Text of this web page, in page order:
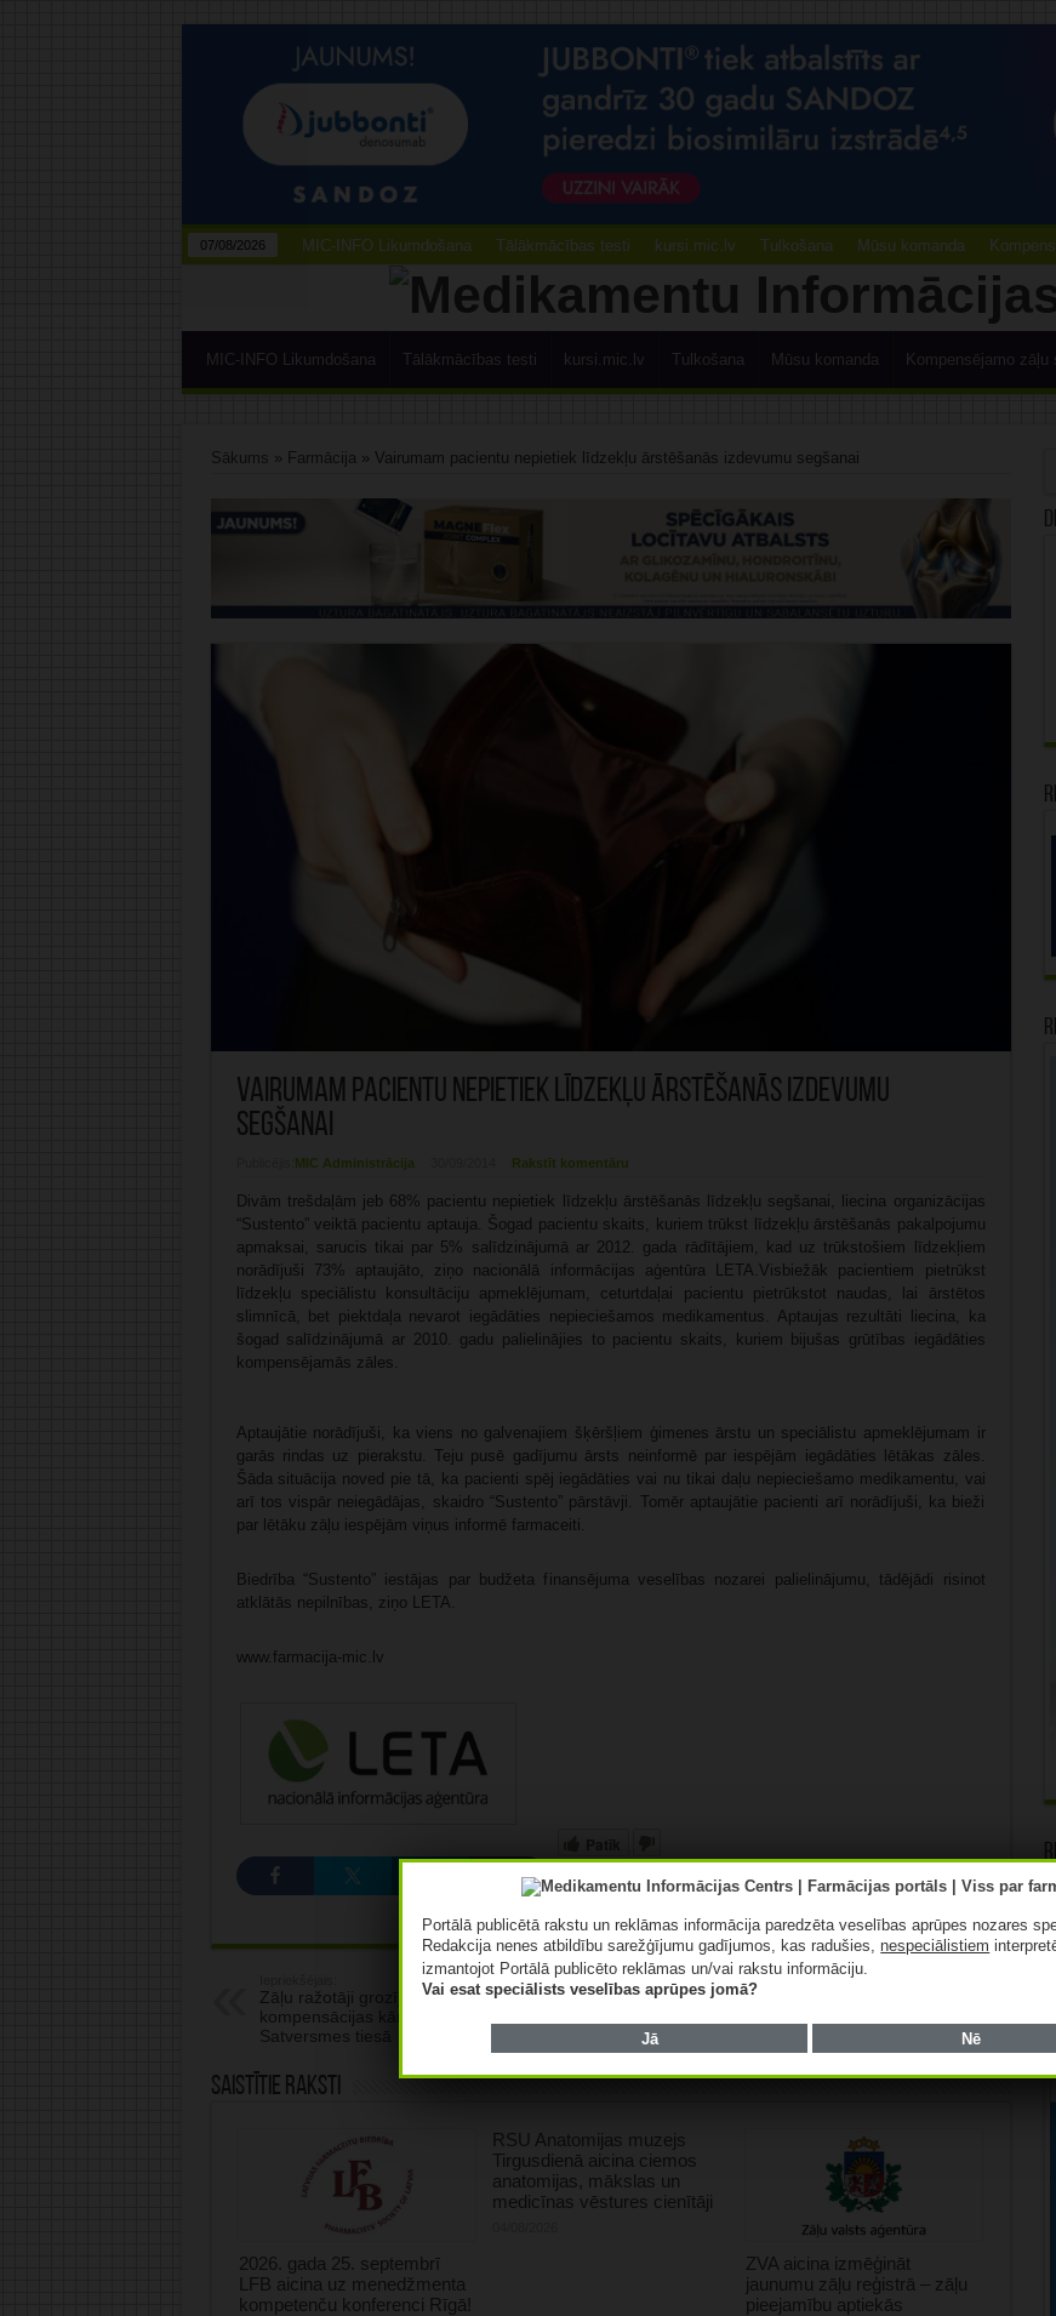
07/08/2026 MIC-INFO Likumdošana Tālākmācības testi kursi.mic.lv Tulkošana Mūsu komanda
MIC-INFO Likumdošana Tālākmācības testi kursi.mic.lv Tulkošana Mūsu komanda Kompensējamo zāļu
Sākums » Farmācija» Vairumam pacientu nepietiek līdzekļu ārstēšanās izdevumu segšanai
Vairumam pacientu nepietiek līdzekļu ārstēšanās izdevumu
segšanai
MIC Administrācija Rakstīt komentāru
Divām trešdaļām jeb 68% pacientu nepietiek līdzekļu ārstēšanās līdzekļu segšanai, liecina organizācijas
“Sustento” veiktā pacientu aptauja. Šogad pacientu skaits, kuriem trūkst līdzekļu ārstēšanās pakalpojumu
apmaksai, sarucis tikai par 5% salīdzinājumā ar 2012. gada rādītājiem, kad uz trūkstošiem līdzekļiem
norādījuši 73% aptaujāto, ziņo nacionālā informācijas aģentūra LETA.Visbiežāk pacientiem pietrūkst
līdzekļu speciālistu konsultāciju apmeklējumam, ceturtdaļai pacientu pietrūkstot naudas, lai ārstētos
slimnīcā, bet piektdaļa nevarot iegādāties nepieciešamos medikamentus. Aptaujas rezultāti liecina, ka
šogad salīdzinājumā ar 2010. gadu palielinājies to pacientu skaits, kuriem bijušas grūtības iegādāties
kompensējamās zāles.
Aptaujātie norādījuši, ka viens no galvenajiem šķēršļiem ģimenes ārstu un speciālistu apmeklējumam ir
garās rindas uz pierakstu. Teju pusē gadījumu ārsts neinformē par iespējām iegādāties lētākas zāles.
Šāda situācija noved pie tā, ka pacienti spēj iegādāties vai nu tikai daļu nepieciešamo medikamentu, vai
arī tos vispār neiegādājas, skaidro “Sustento” pārstāvji. Tomēr aptaujātie pacienti arī norādījuši, ka bieži
par lētāku zāļu iespējām viņus informē farmaceiti.
Biedrība “Sustento” iestājas par budžeta finansējuma veselības nozarei palielinājumu, tādējādi risinot
atklātās nepilnības, ziņo LETA.
www.farmacija-mic.lv
Zāļu ražotāji grozījumus zāļu
kompensācijas kārtībā sola apstrīdēt
Satversmes tiesā
Par zāļu lietošanas blakusparādībām
Saistītie raksti
2026. gada 25. septembrī
LFB aicina uz menedžmenta
kompetenču konferenci Rīgā!
RSU Anatomijas muzejs
Tirgusdienā aicina ciemos
anatomijas, mākslas un
medicīnas vēstures cienītāji
ZVA aicina izmēģināt
jaunumu zāļu reģistrā – zāļu
pieejamību aptiekās
Portālā publicētā rakstu un reklāmas informācija paredzēta veselības aprūpes nozares
Redakcija nenes atbildību sarežģījumu gadījumos, kas radušies,nespeciālistiem
izmantojot Portālā publicēto reklāmas un/vai rakstu informāciju.
Vai esat speciālists veselības aprūpes jomā?
Jā Nē